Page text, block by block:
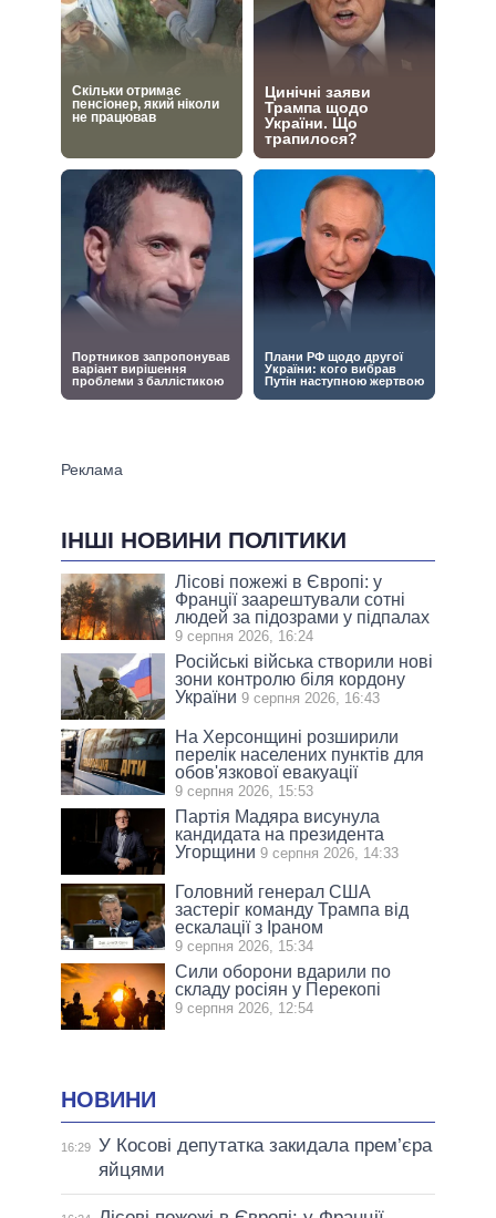
ІНШІ НОВИНИ ПОЛІТИКИ
Лісові пожежі в Європі: у
Франції заарештували сотні
людей за підозрами у підпалах
9 серпня 2026, 16:24
Російські війська створили нові
зони контролю біля кордону
України 9 серпня 2026, 16:43
На Херсонщині розширили
перелік населених пунктів для
обов'язкової евакуації
9 серпня 2026, 15:53
Партія Мадяра висунула
кандидата на президента
Угорщини 9 серпня 2026, 14:33
Головний генерал США
застеріг команду Трампа від
ескалації з Іраном
9 серпня 2026, 15:34
Сили оборони вдарили по
складу росіян у Перекопі
9 серпня 2026, 12:54
НОВИНИ
16:29 У Косові депутатка закидала прем’єра
яйцями